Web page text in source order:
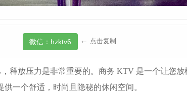
← 点击复制
释放压力是非常重要的。商务 KTV 是一个让您
一个舒适，时尚且隐秘的休闲空间。